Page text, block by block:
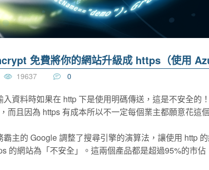
免費將你的網站升級成 https（使用
19637 0
資料時如果在 http 下是使用明碼傳送，這是不安全的
而且因為 https 有成本所以不一定每個業主都願意花這
霸主的 Google 調整了搜尋引擎的演算法，讓使用 http
的網站為「不安全」。這兩個產品都是超過95%的市